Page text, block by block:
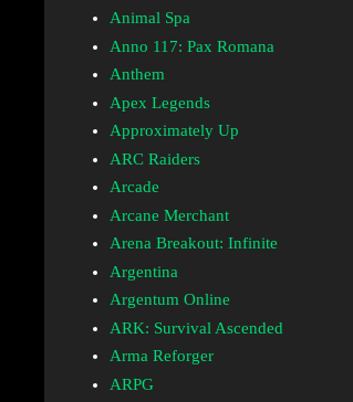
Animal Spa
Anno 117: Pax Romana
Anthem
Apex Legends
Approximately Up
ARC Raiders
Arcade
Arcane Merchant
Arena Breakout: Infinite
Argentina
Argentum Online
ARK: Survival Ascended
Arma Reforger
ARPG